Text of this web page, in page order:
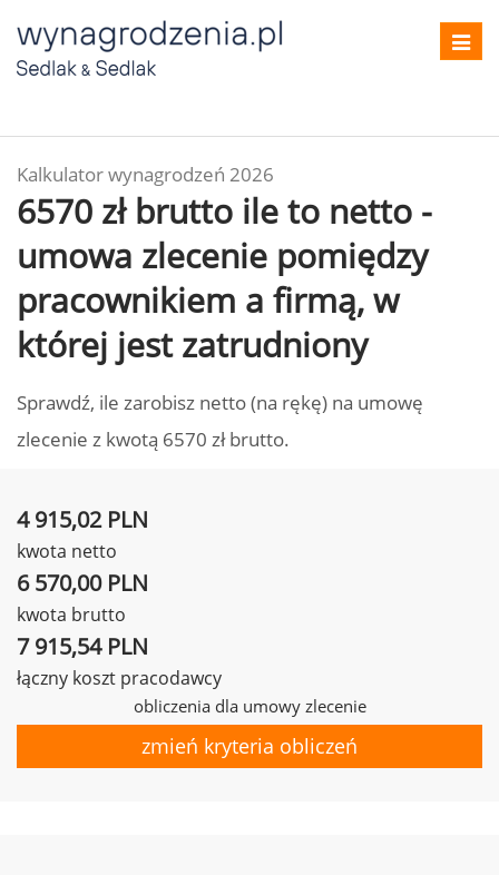
Kalkulator wynagrodzeń 2026
6570 zł brutto ile to netto -
umowa zlecenie pomiędzy
pracownikiem a firmą, w
której jest zatrudniony
Sprawdź, ile zarobisz netto (na rękę) na umowę
zlecenie z kwotą 6570 zł brutto.
4 915,02 PLN
kwota netto
6 570,00 PLN
kwota brutto
7 915,54 PLN
łączny koszt pracodawcy
obliczenia dla umowy zlecenie
zmień kryteria obliczeń